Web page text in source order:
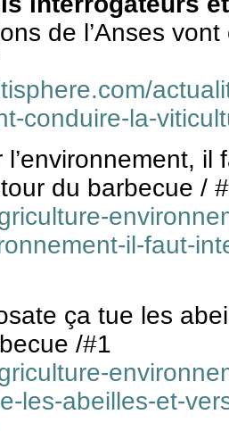
de l’Anses
conduire-la-
l’environnement,
du barbecue /
il-faut-
ça tue les
/#1
les-abeilles-et-